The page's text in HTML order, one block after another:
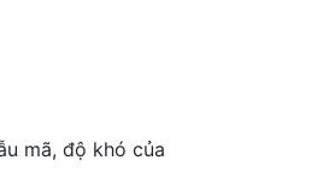
mã, độ khó của